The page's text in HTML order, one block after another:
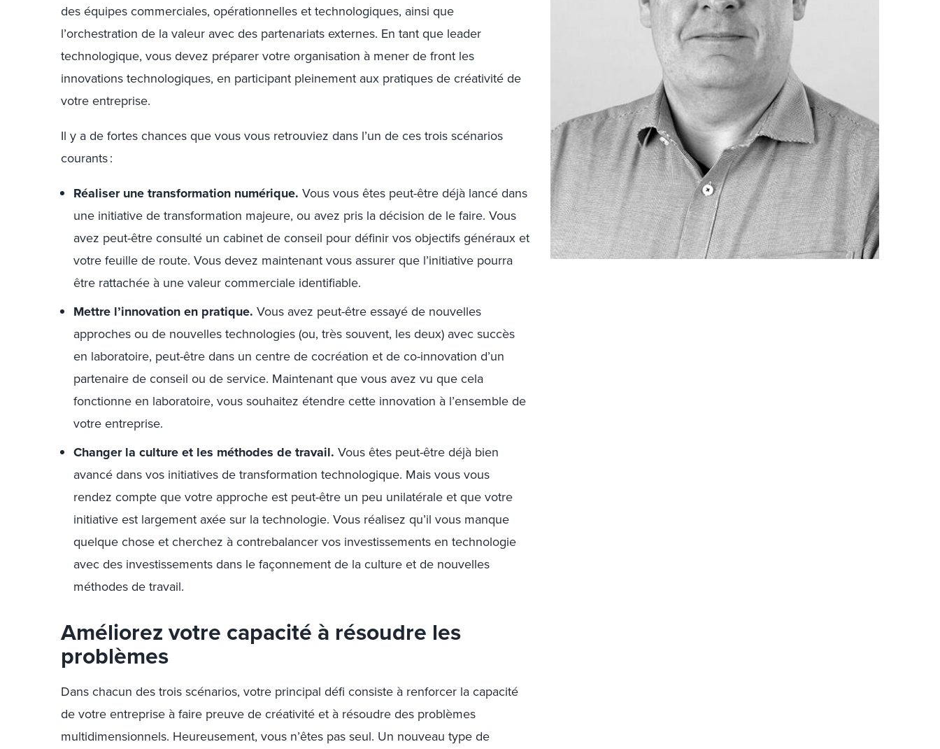
des équipes commerciales, opérationnelles et technologiques, ainsi que
l’orchestration de la valeur avec des partenariats externes. En tant que leader
technologique, vous devez préparer votre organisation à mener de front les
innovations technologiques, en participant pleinement aux pratiques de créativité de
votre entreprise.
Il y a de fortes chances que vous vous retrouviez dans l’un de ces trois scénarios
courants :
Réaliser une transformation numérique. Vous vous êtes peut-être déjà lancé dans
une initiative de transformation majeure, ou avez pris la décision de le faire. Vous
avez peut-être consulté un cabinet de conseil pour définir vos objectifs généraux et
votre feuille de route. Vous devez maintenant vous assurer que l’initiative pourra
être rattachée à une valeur commerciale identifiable.
Mettre l’innovation en pratique. Vous avez peut-être essayé de nouvelles
approches ou de nouvelles technologies (ou, très souvent, les deux) avec succès
en laboratoire, peut-être dans un centre de cocréation et deco-innovation d’un
partenaire de conseil ou de service. Maintenant que vous avez vu que cela
fonctionne en laboratoire, vous souhaitez étendre cette innovation à l’ensemble de
votre entreprise.
Changer la culture et les méthodes de travail. Vous êtes peut-être déjà bien
avancé dans vos initiatives de transformation technologique. Mais vous vous
rendez compte que votre approche est peut-être un peu unilatérale et que votre
initiative est largement axée sur la technologie. Vous réalisez qu’il vous manque
quelque chose et cherchez à contrebalancer vos investissements en technologie
avec des investissements dans le façonnement de la culture et de nouvelles
méthodes de travail.
Améliorez votre capacité à résoudre les
problèmes
Dans chacun des trois scénarios, votre principal défi consiste à renforcer la capacité
de votre entreprise à faire preuve de créativité et à résoudre des problèmes
multidimensionnels. Heureusement, vous n’êtes pas seul. Un nouveau type de